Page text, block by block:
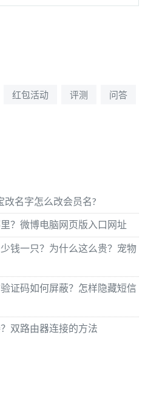
红包活动 评测 问答
改名字怎么改会员名?
？微博电脑网页版入口网址
钱一只？为什么这么贵？宠物
证码如何屏蔽？怎样隐藏短信
双路由器连接的方法